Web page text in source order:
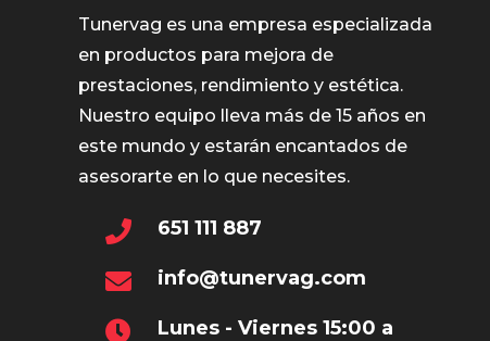
Tunervag es una empresa especializada
en productos para mejora de
prestaciones, rendimiento y estética.
Nuestro equipo lleva más de 15 años en
este mundo y estarán encantados de
asesorarte en lo que necesites.
651 111 887
info@tunervag.com
Lunes - Viernes 15:00 a